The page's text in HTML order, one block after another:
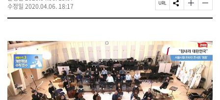
소
통
포
수정일 2020.04.06. 18:17 페
이
R
L
복
사
S
N
유
하
기
글
자
크
게
변
경
하
기
글
자
작
게
변
경
하
기